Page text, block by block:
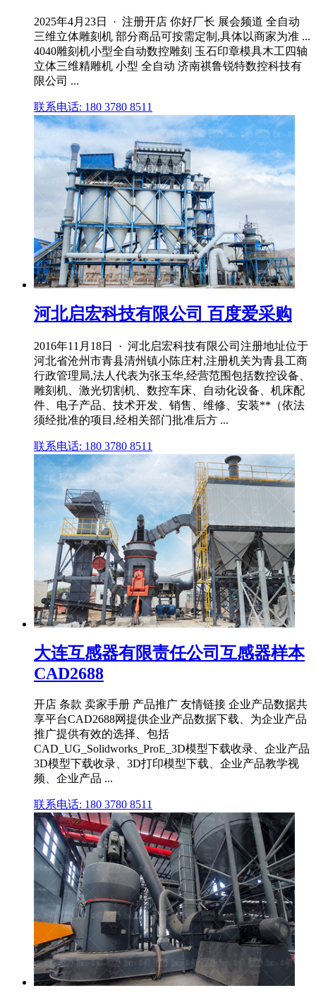
2025年4月23日 · 注册开店 你好厂长 展会频道 全自动
三维立体雕刻机 部分商品可按需定制,具体以商家为准 ...
4040雕刻机小型全自动数控雕刻 玉石印章模具木工四轴
立体三维精雕机 小型 全自动 济南祺鲁锐特数控科技有
限公司 ...
联系电话: 180 3780 8511
河北启宏科技有限公司 百度爱采购
2016年11月18日 · 河北启宏科技有限公司注册地址位于
河北省沧州市青县清州镇小陈庄村,注册机关为青县工商
行政管理局,法人代表为张玉华,经营范围包括数控设备、
雕刻机、激光切割机、数控车床、自动化设备、机床配
件、电子产品、技术开发、销售、维修、安装**（依法
须经批准的项目,经相关部门批准后方 ...
联系电话: 180 3780 8511
大连互感器有限责任公司互感器样本
CAD2688
开店 条款 卖家手册 产品推广 友情链接 企业产品数据共
享平台CAD2688网提供企业产品数据下载、为企业产品
推广提供有效的选择、包括
CAD_UG_Solidworks_ProE_3D模型下载收录、企业产品
3D模型下载收录、3D打印模型下载、企业产品教学视
频、企业产品 ...
联系电话: 180 3780 8511